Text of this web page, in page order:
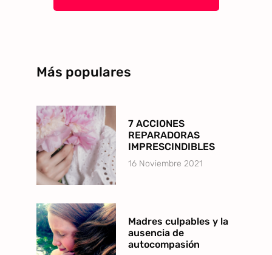
Más populares
7 ACCIONES
REPARADORAS
IMPRESCINDIBLES
16 Noviembre 2021
Madres culpables y la
ausencia de
autocompasión